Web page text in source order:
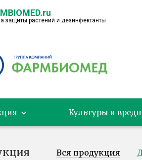
защиты растений и дезинфектанты
НА ГЛАВНУЮ
Культуры и
Вся продукция